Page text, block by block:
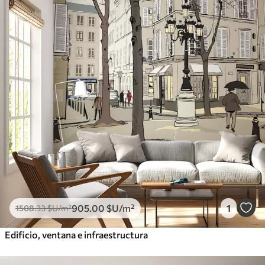
1508.33$U/m²905 .00 $U/m² 1
Edificio, ventana e infraestructura